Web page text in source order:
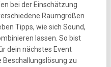
bei der Einschätzung
Raumgrößen
Tipps, wie sich Sound,
lassen. So bist
dein nächstes Event
zu